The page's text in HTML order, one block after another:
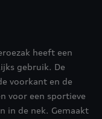
heeft een
gebruik. De
voorkant en de
voor een sportieve
in de nek. Gemaakt